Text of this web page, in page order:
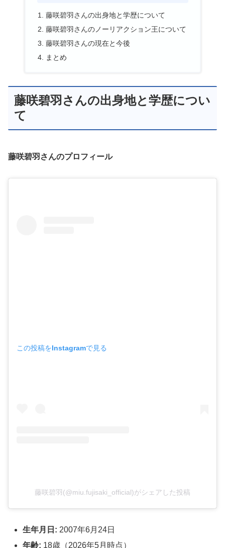
藤咲碧羽さんの出身地と学歴について
藤咲碧羽さんのノーリアクション王について
藤咲碧羽さんの現在と今後
まとめ
藤咲碧羽さんの出身地と学歴につい
て
藤咲碧羽さんのプロフィール
この投稿をInstagramで見る
藤咲碧羽(@miu.fujisaki_official)がシェアした投稿
生年月日: 2007年6月24日
年齢: 18歳（2026年5月時点）